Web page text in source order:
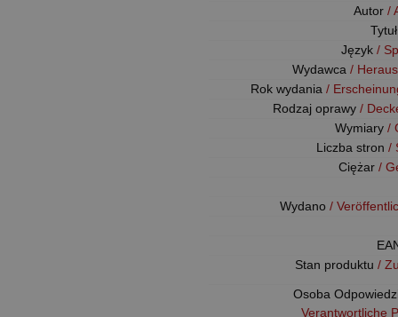
Autor /
Język /
Wydawca /
Rok wydania /
Rodzaj oprawy /
Wymiary /
Liczba stron /
Ciężar /
Wydano /
Stan produktu /
Osoba
Verantwortliche